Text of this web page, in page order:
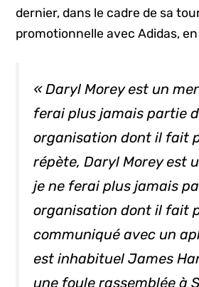
dernier, dans le cadre de sa
promotionnelle avec Adidas,
« Daryl Morey est un
ferai plus jamais partie
organisation dont il fait
répète, Daryl Morey est
je ne ferai plus jamais
organisation dont il fait
communiqué avec un
est inhabituel James
une foule rassemblée à